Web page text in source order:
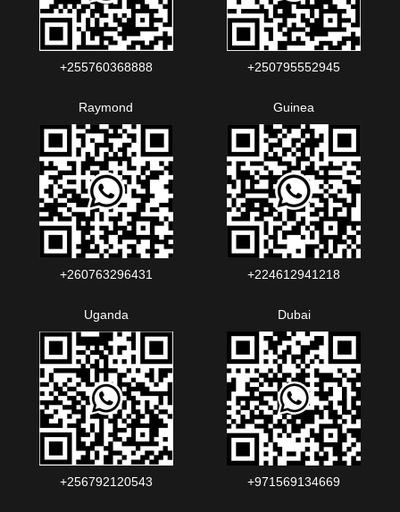
+255760368888 +250795552945
Raymond
+260763296431
Guinea
+224612941218
Uganda
+256792120543‬
Dubai
+971569134669